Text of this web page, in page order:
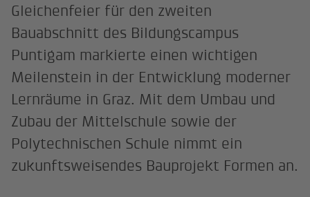
Gleichenfeier für den zweiten
Bauabschnitt des Bildungscampus
Puntigam markierte einen wichtigen
Meilenstein in der Entwicklung moderner
Lernräume in Graz. Mit dem Umbau und
Zubau der Mittelschule sowie der
Polytechnischen Schule nimmt ein
zukunftsweisendes Bauprojekt Formen an.